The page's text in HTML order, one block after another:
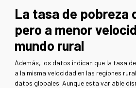
La tasa de pobreza
pero a menor
mundo rural
Además, los datos indican que la tasa
a la misma velocidad en las regiones
datos globales. Aunque esta variable